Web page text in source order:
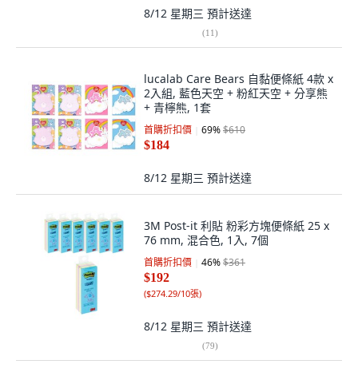
8/12 星期三 預計送達
(11)
lucalab Care Bears 自黏便條紙 4款 x
2入組, 藍色天空 + 粉紅天空 + 分享熊
+ 青檸熊, 1套
首購折扣價 69%$610
$184
8/12 星期三 預計送達
3M Post-it 利貼 粉彩方塊便條紙 25 x
76 mm, 混合色, 1入, 7個
首購折扣價 46%$361
$192
($274.29/10張)
8/12 星期三 預計送達
(79)